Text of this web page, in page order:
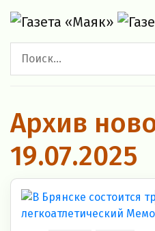
Архив
19.07.2025